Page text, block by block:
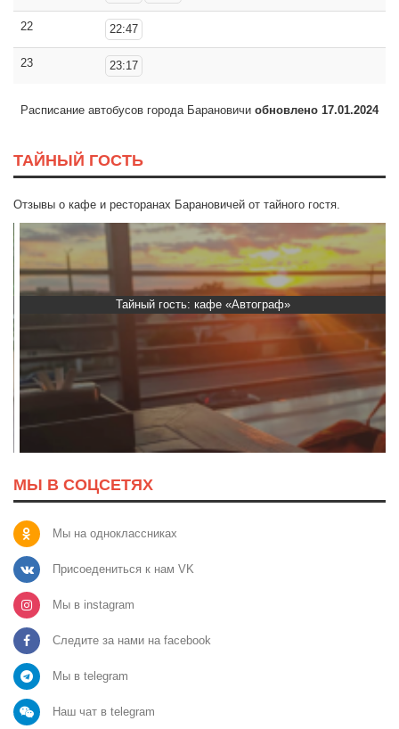
22 22:47
23 23:17
Расписание автобусов города Барановичи обновлено 17.01.2024
ТАЙНЫЙ ГОСТЬ
Отзывы о кафе и ресторанах Барановичей от тайного гостя.
Тайный гость: кафе «Автограф»
МЫ В СОЦСЕТЯХ
Мы на одноклассниках
Присоедениться к нам VK
Мы в instagram
Следите за нами на facebook
Мы в telegram
Наш чат в telegram